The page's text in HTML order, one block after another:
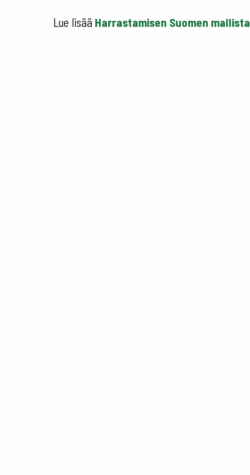
Lue lisää Harrastamisen Suomen mallista